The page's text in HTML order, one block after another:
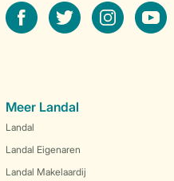
facebooktwitter instagramyoutube
Meer Landal
Landal
Landal Eigenaren
Landal Makelaardij